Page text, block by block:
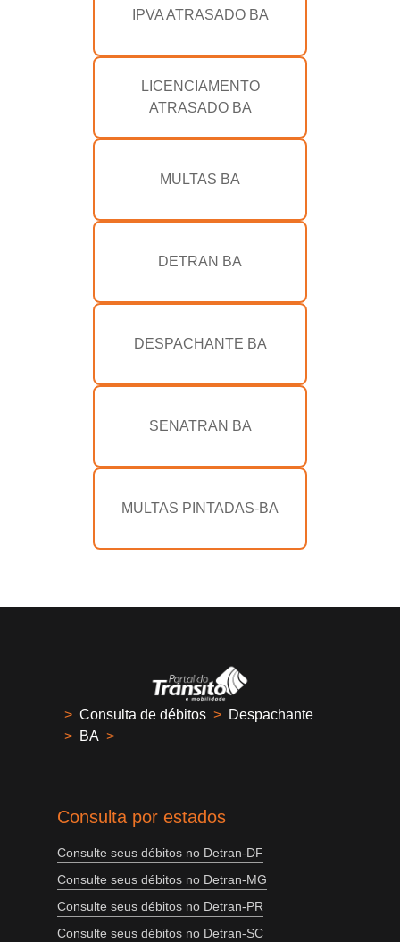
IPVA ATRASADO BA
LICENCIAMENTO
ATRASADO BA
MULTAS BA
DETRAN BA
DESPACHANTE BA
SENATRAN BA
MULTAS PINTADAS-BA
> Consulta de débitos > Despachante
> BA >
Consulta por estados
Consulte seus débitos no Detran-DF
Consulte seus débitos no Detran-MG
Consulte seus débitos no Detran-PR
Consulte seus débitos no Detran-SC